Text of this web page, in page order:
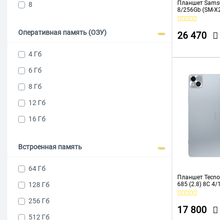
3200x2136
8
Оперативная память (ОЗУ)
4 Гб
6 Гб
8 Гб
12 Гб
16 Гб
Встроенная память
64 Гб
128 Гб
256 Гб
512 Гб
Планшет
8/256Gb (SM-
26 470
Планшет
685 (2.8) 8C 4/
1920x1200 4G
8Mpix 5Mpix
8000mAh
17 800